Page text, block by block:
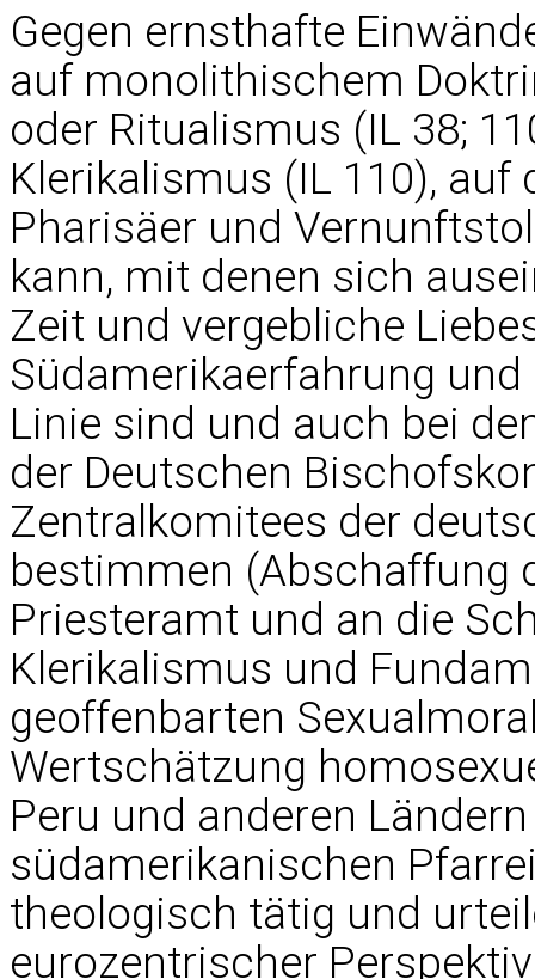
Gegen ernsthafte
auf monolithischem
oder Ritualismus (IL 38;
Klerikalismus (IL 110), auf
Pharisäer und
kann, mit denen sich
Zeit und vergebliche
Südamerikaerfahrung
Linie sind und auch bei
der Deutschen
Zentralkomitees der
bestimmen (Abschaffung
Priesteramt und an die
Klerikalismus und
geoffenbarten
Wertschätzung
Peru und anderen
südamerikanischen
theologisch tätig und
eurozentrischer